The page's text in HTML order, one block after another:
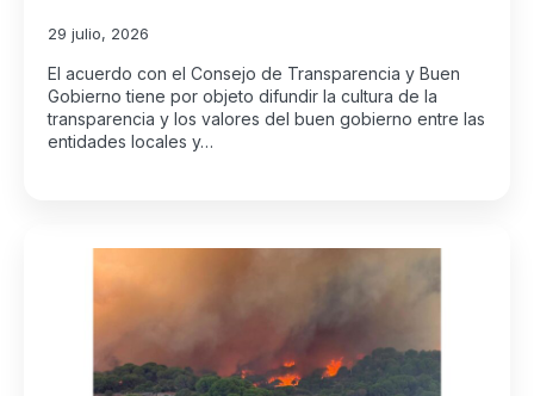
29 julio, 2026
El acuerdo con el Consejo de Transparencia y Buen
Gobierno tiene por objeto difundir la cultura de la
transparencia y los valores del buen gobierno entre las
entidades locales y…